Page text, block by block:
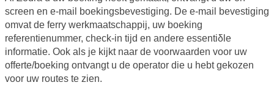
screen en e-mail boekingsbevestiging. De e-mail bevestiging
omvat de ferry werkmaatschappij, uw boeking
referentienummer, check-in tijd en andere essentiδle
informatie. Ook als je kijkt naar de voorwaarden voor uw
offerte/boeking ontvangt u de operator die u hebt gekozen
voor uw routes te zien.